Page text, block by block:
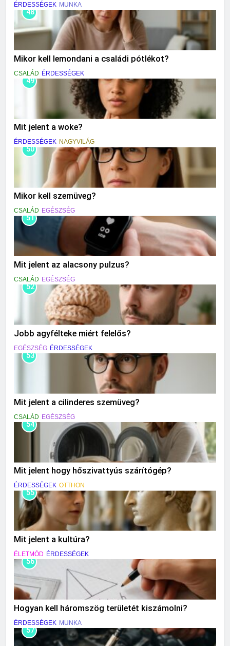
ÉRDESSÉGEK MUNKA
48
Mikor kell lemondani a családi pótlékot?
CSALÁD ÉRDESSÉGEK
49
Mit jelent a woke?
ÉRDESSÉGEK NAGYVILÁG
50
Mikor kell szemüveg?
CSALÁD EGÉSZSÉG
51
Mit jelent az alacsony pulzus?
CSALÁD EGÉSZSÉG
52
Jobb agyfélteke miért felelős?
EGÉSZSÉG ÉRDESSÉGEK
53
Mit jelent a cilinderes szemüveg?
CSALÁD EGÉSZSÉG
54
Mit jelent hogy hőszivattyús szárítógép?
ÉRDESSÉGEK OTTHON
55
Mit jelent a kultúra?
ÉLETMÓD ÉRDESSÉGEK
56
Hogyan kell háromszög területét kiszámolni?
ÉRDESSÉGEK MUNKA
57